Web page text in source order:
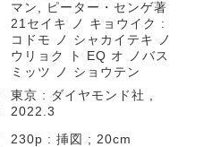
マン, ピーター・センゲ著
21セイキ ノ キョウイク :
コドモ ノ シャカイテキ ノ
ウリョク ト EQ オ ノバス
ミッツ ノ ショウテン
東京 : ダイヤモンド社 ,
2022.3
230p : 挿図 ; 20cm